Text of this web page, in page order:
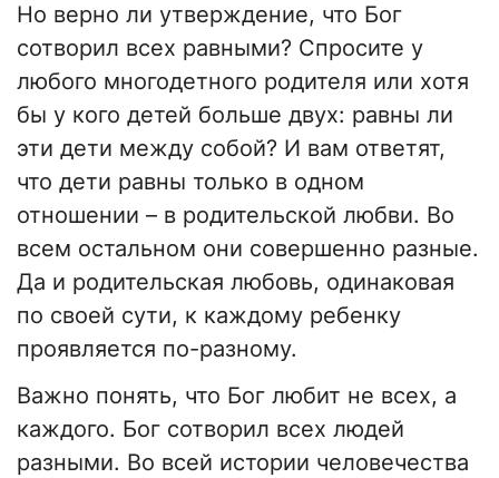
Но верно ли утверждение, что Бог
сотворил всех равными? Спросите у
любого многодетного родителя или хотя
бы у кого детей больше двух: равны ли
эти дети между собой? И вам ответят,
что дети равны только в одном
отношении – в родительской любви. Во
всем остальном они совершенно разные.
Да и родительская любовь, одинаковая
по своей сути, к каждому ребенку
проявляется по-разному.
Важно понять, что Бог любит не всех, а
каждого. Бог сотворил всех людей
разными. Во всей истории человечества